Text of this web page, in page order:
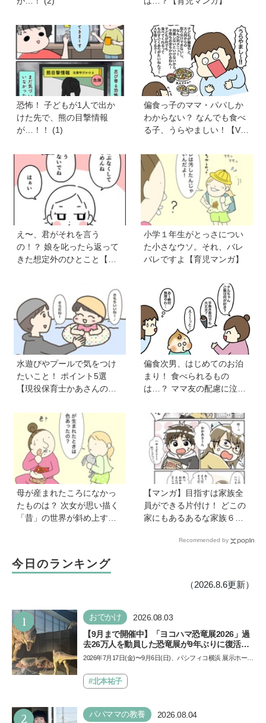
恐怖！ 子どもが1人で出か
けた先で、熊の目撃情報
が…！！ (1)
偏食っ子のママ・パパしか
わからない？ なんでも食べ
る子、うらやましい！【VS
の！？】vol.54
え〜、君がそれを言う
の！？ 娘を叱ったら返って
きた想定外のひとこと【育
小学１年生がとっさについ
た小さなウソ。それ、バレ
バレですよ【育児マンガ】
水遊びやプールで気をつけ
たいこと！ ポイント5選
【現役保育士かあさんの子
偏食次男、はじめてのお泊
まり！ 食べられるもの
は…？ ママ友の配慮に泣い
べるの！？】vol.53
母が産まれたころになかっ
たものは？ 次女が思い描く
「昔」の世界が斜め上すぎ
【マンガ】目指すは家族全
員ができる片付け！ どこの
家にもあるあるな家族６人
Recommended by
今日のランキング
（2026.8.6更新）
1 おでかけ 2026.08.03
【9月まで開催中】「ヨコハマ恐竜展2026」過
去26万人を動員した恐竜展が9年ぶりに復活！
夏休みのおでかけで楽しむポイントを完全ガイ
2026年7月17日(金)〜9月6日(日)、パシフィコ横浜 展示ホール
催…#北本祐子
2 パパママの教養 2026.08.04